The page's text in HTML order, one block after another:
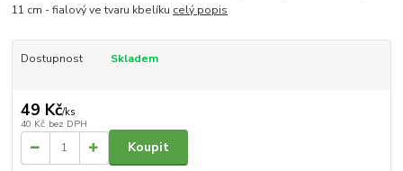
11 cm - fialový ve tvaru kbelíku celý popis
Dostupnost Skladem
49 Kč/ks
40 Kč bez DPH
Koupit